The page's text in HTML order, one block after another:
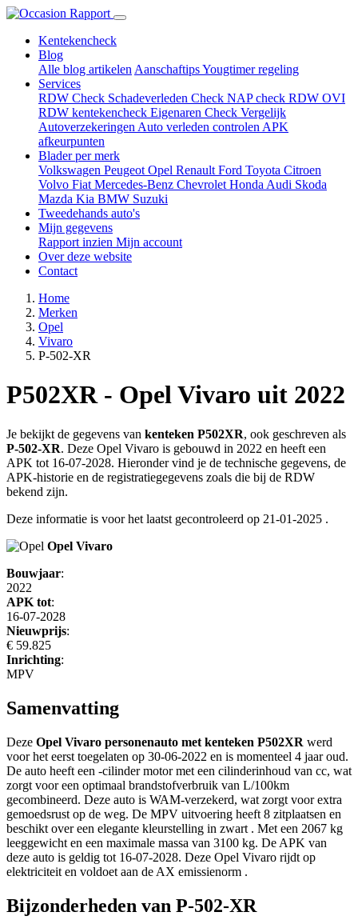
Kentekencheck
Blog
Alle blog artikelen AanschaftipsYougtimer regeling
Services
RDW Check Schadeverleden Check NAP check RDW OVI
RDW kentekencheck Eigenaren Check Vergelijk
Autoverzekeringen Auto verleden controlen APK
afkeurpunten
Blader per merk
Volkswagen Peugeot Opel Renault Ford Toyota Citroen
Volvo Fiat Mercedes-Benz Chevrolet Honda Audi Skoda
Mazda Kia BMW Suzuki
Tweedehands auto's
Mijn gegevens
Rapport inzien Mijn account
Over deze website
Contact
Home
Merken
Opel
Vivaro
P-502-XR
P502XR - Opel Vivaro uit 2022
Je bekijkt de gegevens van kenteken P502XR, ook geschreven als
P-502-XR. Deze Opel Vivaro is gebouwd in 2022 en heeft een
APK tot 16-07-2028. Hieronder vind je de technische gegevens, de
APK-historie en de registratiegegevens zoals die bij de RDW
bekend zijn.
Deze informatie is voor het laatst gecontroleerd op 21-01-2025 .
Opel Vivaro
Bouwjaar:
2022
APK tot:
16-07-2028
Nieuwprijs:
€ 59.825
Inrichting:
MPV
Samenvatting
Deze Opel Vivaro personenauto met kenteken P502XR werd
voor het eerst toegelaten op 30-06-2022 en is momenteel 4 jaar oud.
De auto heeft een -cilinder motor met een cilinderinhoud van cc, wat
zorgt voor een optimaal brandstofverbruik van L/100km
gecombineerd. Deze auto is WAM-verzekerd, wat zorgt voor extra
gemoedsrust op de weg. De MPV uitvoering heeft 8 zitplaatsen en
beschikt over een elegante kleurstelling in zwart . Met een 2067 kg
leeggewicht en een maximale massa van 3100 kg. De APK van
deze auto is geldig tot 16-07-2028. Deze Opel Vivaro rijdt op
elektriciteit en voldoet aan de AX emissienorm .
Bijzonderheden van P-502-XR